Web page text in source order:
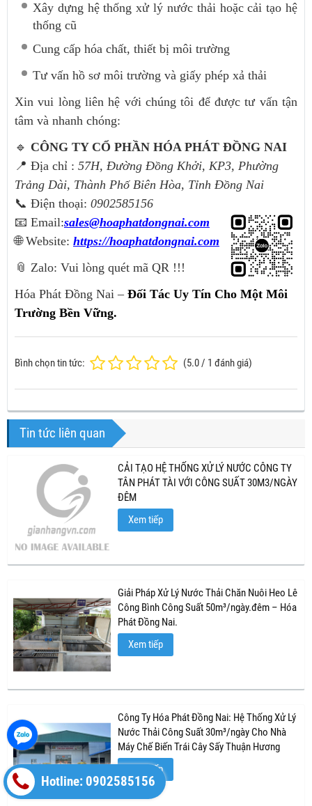
Xây dựng hệ thống xử lý nước thải hoặc cải tạo hệ
thống cũ
Cung cấp hóa chất, thiết bị môi trường
Tư vấn hồ sơ môi trường và giấy phép xả thải
Xin vui lòng liên hệ với chúng tôi để được tư vấn tận
tâm và nhanh chóng:
🔹 CÔNG TY CỔ PHẦN HÓA PHÁT ĐỒNG NAI
📍 Địa chỉ : 57H, Đường Đồng Khởi, KP3, Phường
Trảng Dài, Thành Phố Biên Hòa, Tỉnh Đồng Nai
📞 Điện thoại: 0902585156
📧 Email:sales@hoaphatdongnai.com
🌐 Website: https://hoaphatdongnai.com
📎 Zalo: Vui lòng quét mã QR !!!
Hóa Phát Đồng Nai – Đối Tác Uy Tín Cho Một Môi
Trường Bền Vững.
Bình chọn tin tức: (5.0/ 1 đánh giá)
Tin tức liên quan
CẢI TẠO HỆ THỐNG XỬ LÝ NƯỚC CÔNG TY
TÂN PHÁT TÀI VỚI CÔNG SUẤT 30M3/NGÀY
ĐÊM
Xem tiếp
Giải Pháp Xử Lý Nước Thải Chăn Nuôi Heo Lê
Công Bình Công Suất 50m³/ngày.đêm – Hóa
Phát Đồng Nai.
Xem tiếp
Công Ty Hóa Phát Đồng Nai: Hệ Thống Xử Lý
Nước Thải Công Suất 30m³/ngày Cho Nhà
Máy Chế Biến Trái Cây Sấy Thuận Hương
Xem tiếp
Hotline: 0902585156